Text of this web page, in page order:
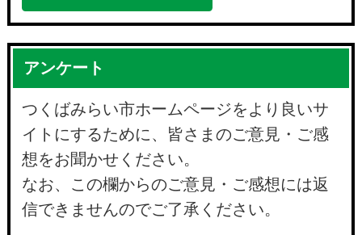
アンケート
つくばみらい市ホームページをより良いサ
イトにするために、皆さまのご意見・ご感
想をお聞かせください。
なお、この欄からのご意見・ご感想には返
信できませんのでご了承ください。